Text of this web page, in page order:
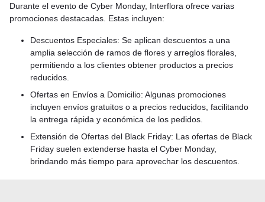
Durante el evento de Cyber Monday, Interflora ofrece varias
promociones destacadas. Estas incluyen:
Descuentos Especiales: Se aplican descuentos a una
amplia selección de ramos de flores y arreglos florales,
permitiendo a los clientes obtener productos a precios
reducidos.
Ofertas en Envíos a Domicilio: Algunas promociones
incluyen envíos gratuitos o a precios reducidos, facilitando
la entrega rápida y económica de los pedidos.
Extensión de Ofertas del Black Friday: Las ofertas de Black
Friday suelen extenderse hasta el Cyber Monday,
brindando más tiempo para aprovechar los descuentos.